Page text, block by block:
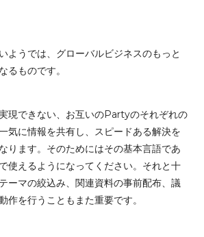
ようでは、グローバルビジネスのもっと
るものです。
現できない、お互いのPartyのそれぞれの
気に情報を共有し、スピードある解決を
ります。そのためにはその基本言語であ
使えるようになってください。それと十
ーマの絞込み、関連資料の事前配布、議
作を行うこともまた重要です。